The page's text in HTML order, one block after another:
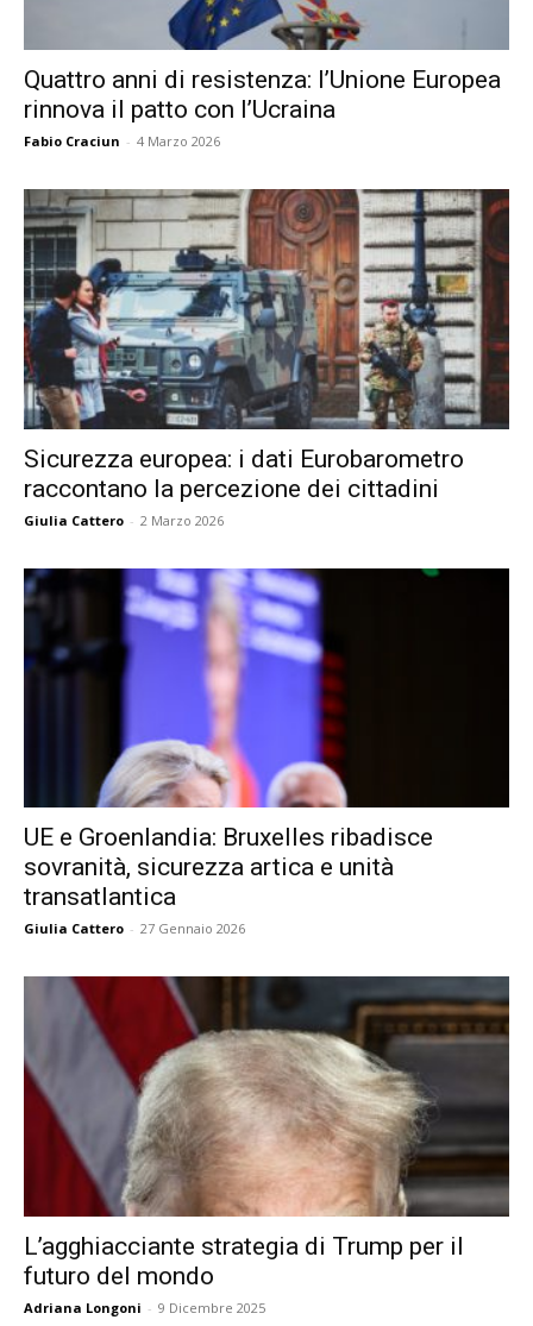
Quattro anni di resistenza: l’Unione Europea
rinnova il patto con l’Ucraina
Fabio Craciun - 4 Marzo 2026
Sicurezza europea: i dati Eurobarometro
raccontano la percezione dei cittadini
Giulia Cattero - 2 Marzo 2026
UE e Groenlandia: Bruxelles ribadisce
sovranità, sicurezza artica e unità
transatlantica
Giulia Cattero - 27 Gennaio 2026
L’agghiacciante strategia di Trump per il
futuro del mondo
Adriana Longoni - 9 Dicembre 2025